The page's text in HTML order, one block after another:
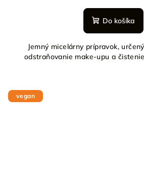
Do košíka
Jemný micelárny prípravok,
odstraňovanie make-upu a
vegan